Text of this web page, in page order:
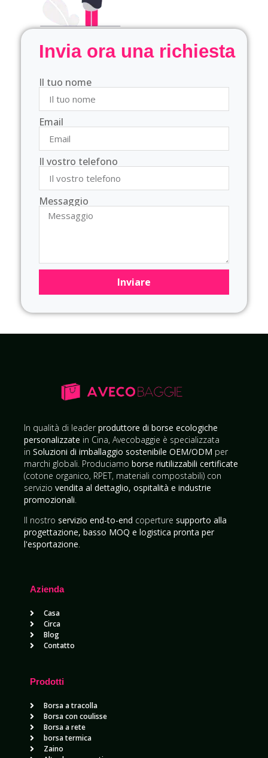
Invia ora una richiesta
Il tuo nome
Email
Il vostro telefono
Messaggio
Inviare
In qualità di leaderproduttore di borse ecologiche
personalizzate in Cina, Avecobaggie è specializzata
in Soluzioni di imballaggio sostenibile OEM/ODM per
marchi globali. Produciamo borse riutilizzabili certificate
(cotone organico, RPET, materiali compostabili) con
servizio vendita al dettaglio, ospitalità e industrie
promozionali.
Il nostro servizio end-to-end coperture supporto alla
progettazione, basso MOQ e logistica pronta per
l'esportazione.
Azienda
Casa
Circa
Blog
Contatto
Prodotti
Borsa a tracolla
Borsa con coulisse
Borsa a rete
borsa termica
Zaino